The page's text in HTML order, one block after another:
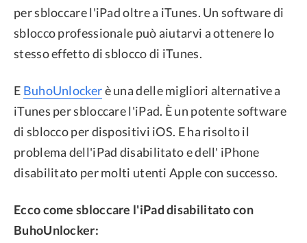
per sbloccare l'iPad oltre a iTunes. Un software di
sblocco professionale può aiutarvi a ottenere lo
stesso effetto di sblocco di iTunes.
E BuhoUnlockerè una delle migliori alternative a
iTunes per sbloccare l'iPad. È un potente software
di sblocco per dispositivi iOS. E ha risolto il
problema dell'iPad disabilitato e dell' iPhone
disabilitato per molti utenti Apple con successo.
Ecco come sbloccare l'iPad disabilitato con
BuhoUnlocker: